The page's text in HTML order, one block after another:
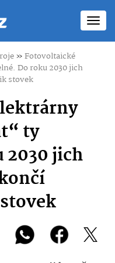
»Fotovoltaické
Do roku 2030 jich
stovek
ty
2030 jich